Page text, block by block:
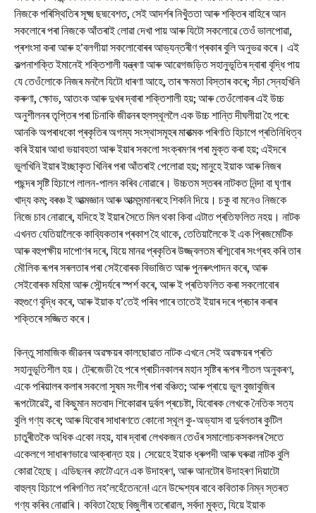
নিজকে পৰিস্থিতিৰ সূক্ষ্ম ছদ্মবেশত, সেই আদৰ্শৰ নিখুঁততা আৰু শক্তিৰ বাহিৰে আন
সকলোৰে পৰা নিজকে আঁতৰাই লোৱা দেখা পায় আৰু যিটো সকলোৱে তেওঁ ভালপোৱা,
প্ৰশংসা কৰা আৰু হ’বলগীয়া সকলোবোৰৰ আভ্যন্তৰীণ প্ৰকাৰ বুলি অনুভৱ কৰে। এই
কল্পনাশক্তি ইমানেই শক্তিশালী যন্ত্ৰণা আৰু আৱেগজড়িত সহানুভূতিৰ দ্বাৰা বৃদ্ধি পায়
যে তেওঁলোকে নিজৰ মনলৈ যিটো ধাৰণা আহে, তাৰ ক্ষমতা বিস্তাৰ কৰে; সঁচা স্নেহখিনি
কৰুণা, ক্ষোভ, আতংক আৰু দুখৰ দ্বাৰা শক্তিশালী হয়; আৰু তেওঁলোকৰ এই উচ্চ
অনুশীলনৰ তৃপ্তিৰ পৰা চিনাকি জীৱনৰ হুলস্থূললৈ এক উচ্চ শান্তি দীঘলীয়া হৈ পৰে:
আনকি অপৰাধকো প্ৰকৃতিৰ অগম্য সংস্থাসমূহৰ মাৰাত্মক পৰিণতি হিচাপে প্ৰতিনিধিত্ব
কৰি ইয়াৰ আধা ভয়াবহতা আৰু ইয়াৰ সকলো সংক্ৰমণৰ পৰা মুক্ত কৰা হয়; এইদৰে
ভুলখিনি ইয়াৰ ইচ্ছাকৃত খিনিৰ পৰা আঁতৰাই পেলোৱা হয়; মানুহে ইয়াক আৰু নিজৰ
পছন্দৰ সৃষ্টি হিচাপে লালন-পালন কৰিব নোৱাৰে। উচ্চতম স্তৰৰ নাটকত নিন্দা বা ঘৃণাৰ
খাদ্য কম; বৰঞ্চ ই আত্মজ্ঞান আৰু আত্মসন্মানৰহে শিকনি দিয়ে। চকু বা মনেও নিজকে
নিজে চাব নোৱাৰে, যদিহে ই ইয়াৰ সৈতে মিল থকা কিবা এটাত প্ৰতিফলিত নহয়। নাটক
এখনত যেতিয়ালৈকে কাব্যিকতাৰ প্ৰকাশ হৈ থাকে, তেতিয়ালৈকে ই এক প্ৰিজমেটিক
আৰু বহুপক্ষীয় দাপোণৰ দৰে, যিয়ে মানৱ প্ৰকৃতিৰ উজ্জ্বলতম ৰশ্মিবোৰ সংগ্ৰহ কৰি তাৰ
মৌলিক ৰূপৰ সৰলতাৰ পৰা সেইবোৰক বিভাজিত আৰু পুনৰুৎপাদন কৰে, আৰু
সেইবোৰক মহিমা আৰু সৌন্দৰ্যৰে স্পৰ্শ কৰে, আৰু ই প্ৰতিফলিত কৰা সকলোবোৰ
বহুগুণে বৃদ্ধি কৰে, আৰু ইয়াক য’তেই পৰিব পাৰে তাতেই ইয়াৰ দৰে প্ৰচাৰ কৰাৰ
শক্তিৰে সজ্জিত কৰে।
কিন্তু সামাজিক জীৱনৰ অৱক্ষয়ৰ কালছোৱাত নাটক এখনে সেই অৱক্ষয়ৰ প্ৰতি
সহানুভূতিশীল হয়। ট্ৰেজেডী হৈ পৰে প্ৰাচীনকালৰ মহান সৃষ্টিৰ ৰূপৰ শীতল অনুকৰণ,
একে পৰিয়ালৰ কলাৰ সকলো সুষম সংগীৰ পৰা বঞ্চিত; আৰু প্ৰায়ে ভুল বুজাবুজিৰ
ৰূপটোৱেই, বা কিছুমান মতবাদ শিকোৱাৰ দুৰ্বল প্ৰচেষ্টা, যিবোৰক লেখকে নৈতিক সত্য
বুলি গণ্য কৰে; আৰু যিবোৰ সাধাৰণতে কোনো স্থূল কু-অভ্যাস বা দুৰ্বলতাৰ কুটিল
চাতুৰীতকৈ অধিক একো নহয়, যাৰ দ্বাৰা লেখকজন তেওঁৰ সমালোচকসকলৰ সৈতে
একেলগে সাধাৰণভাৱে আক্ৰান্ত হয়। সেয়েহে ইয়াক ধ্ৰুপদী আৰু ঘৰুৱা নাটক বুলি
কোৱা হৈছে। এডিছনৰকাটোএনে এক উদাহৰণ, আৰু আনটোৰ উদাহৰণ দিয়াটো
বাহুল্য হিচাপে পৰিগণিত নহ’লহেঁতেননে! এনে উদ্দেশ্যৰ বাবে কবিতাক নিম্ন স্তৰত
গণ্য কৰিব নোৱাৰি। কবিতা হৈছে বিজুলীৰ তৰোৱাল, সৰ্বদা মুক্ত, যিয়ে ইয়াক